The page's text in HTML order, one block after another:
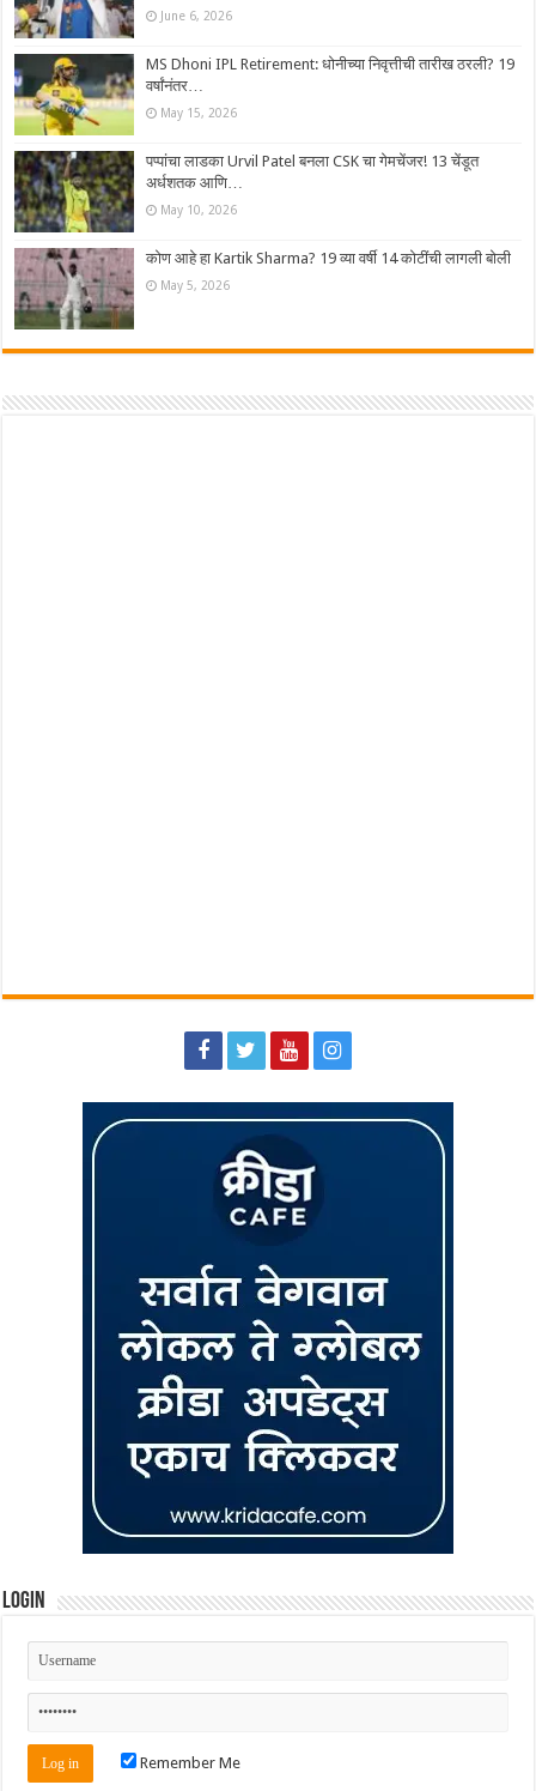
June 6, 2026
MS Dhoni IPL Retirement: धोनीच्या निवृत्तीची तारीख ठरली? 19
वर्षांनंतर…
May 15, 2026
पप्पांचा लाडका Urvil Patel बनला CSK चा गेमचेंजर! 13 चेंडूत
अर्धशतक आणि…
May 10, 2026
कोण आहे हा Kartik Sharma? 19 व्या वर्षी 14 कोटींची लागली बोली
May 5, 2026
Login
Remember Me